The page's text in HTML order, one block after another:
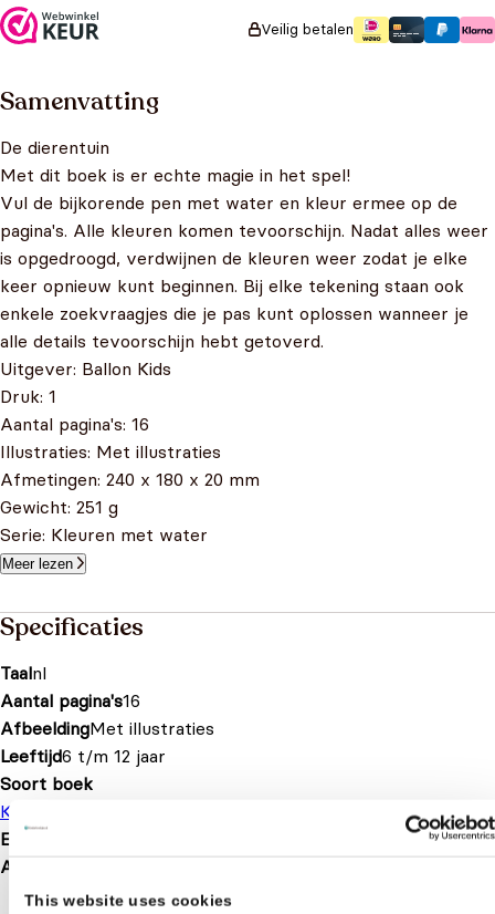
This website uses cookies
Veilig betalen
Samenvatting
De dierentuin
Met dit boek is er echte magie in het spel!
Vul de bijkorende pen met water en kleur ermee op de
pagina's. Alle kleuren komen tevoorschijn. Nadat alles weer
is opgedroogd, verdwijnen de kleuren weer zodat je elke
keer opnieuw kunt beginnen. Bij elke tekening staan ook
enkele zoekvraagjes die je pas kunt oplossen wanneer je
alle details tevoorschijn hebt getoverd.
Uitgever: Ballon Kids
Druk: 1
Aantal pagina's: 16
Illustraties: Met illustraties
Afmetingen: 240 x 180 x 20 mm
Gewicht: 251 g
Serie: Kleuren met water
Meer lezen
Specificaties
Taalnl
Aantal pagina's16
AfbeeldingMet illustraties
Leeftijd6 t/m 12 jaar
Soort boek
Kleurboek
EAN
Afmetingen